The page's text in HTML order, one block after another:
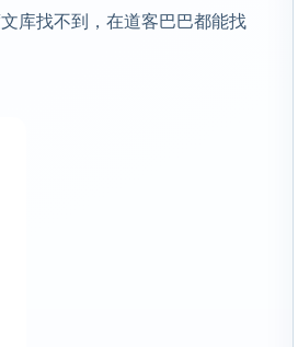
库找不到，在道客巴巴都能找